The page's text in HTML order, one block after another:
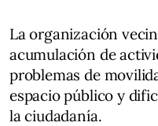
La organización
acumulación de
problemas de
espacio público y
la ciudadanía.